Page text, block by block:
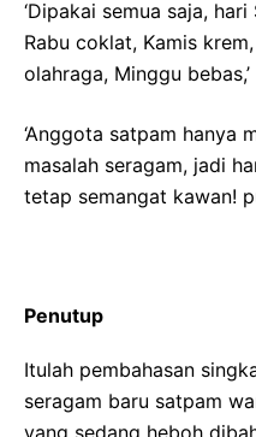
‘Dipakai semua saja,
Rabu coklat, Kamis
olahraga, Minggu
‘Anggota satpam hanya
masalah seragam, jadi
tetap semangat kawan!
Penutup
Itulah pembahasan
seragam baru satpam
yang sedang heboh